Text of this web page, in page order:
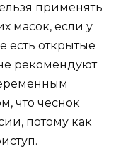
применять
масок, если у
есть открытые
рекомендуют
что чеснок
потому как